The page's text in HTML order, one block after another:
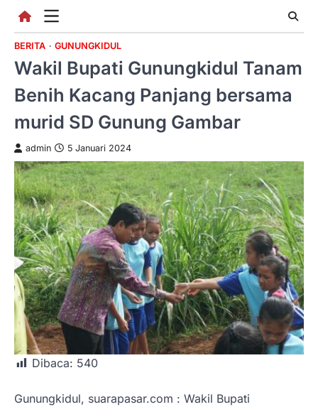
content
BERITA GUNUNGKIDUL
Wakil Bupati Gunungkidul Tanam
Benih Kacang Panjang bersama
murid SD Gunung Gambar
admin 5 Januari 2024
Dibaca: 540
Gunungkidul, suarapasar.com : Wakil Bupati